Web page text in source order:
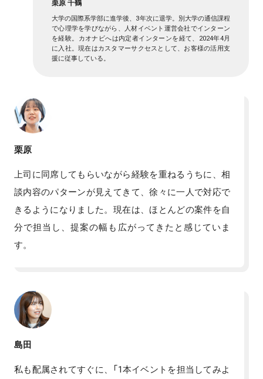
大学の国際系学部に進学後、3年次に退学。別大学の通信課程
で心理学を学びながら、人材イベント運営会社でインターン
を経験。カオナビへは内定者インターンを経て、2024年4月
に入社。現在はカスタマーサクセスとして、お客様の活用支
援に従事している。
栗原
上司に同席してもらいながら経験を重ねるうちに、相
談内容のパターンが見えてきて、徐々に一人で対応で
きるようになりました。現在は、ほとんどの案件を自
分で担当し、提案の幅も広がってきたと感じていま
す。
島田
私も配属されてすぐに、「1本イベントを担当してみよ